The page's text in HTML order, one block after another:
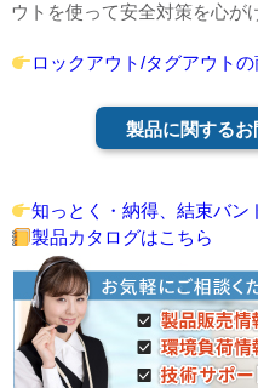
ウトを使って安全対策を心が
ロックアウト/タグアウト
製品に関する
知っとく・納得、結束バン
製品カタログはこちら